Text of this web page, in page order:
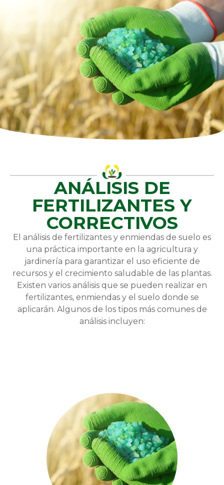
ANÁLISIS DE
FERTILIZANTES Y
CORRECTIVOS
El análisis de fertilizantes y enmiendas de suelo es
una práctica importante en la agricultura y
jardinería para garantizar el uso eficiente de
recursos y el crecimiento saludable de las plantas.
Existen varios análisis que se pueden realizar en
fertilizantes, enmiendas y el suelo donde se
aplicarán. Algunos de los tipos más comunes de
análisis incluyen: